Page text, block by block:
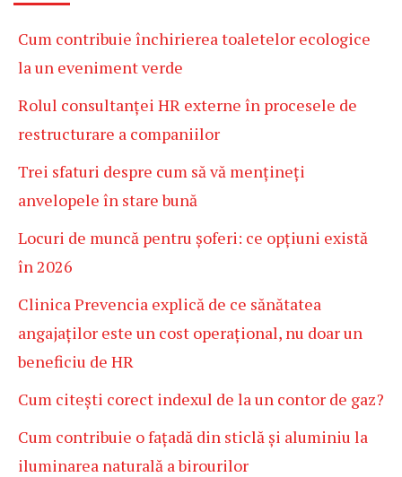
Cum contribuie închirierea toaletelor ecologice
la un eveniment verde
Rolul consultanței HR externe în procesele de
restructurare a companiilor
Trei sfaturi despre cum să vă mențineți
anvelopele în stare bună
Locuri de muncă pentru șoferi: ce opțiuni există
în 2026
Clinica Prevencia explică de ce sănătatea
angajaților este un cost operațional, nu doar un
beneficiu de HR
Cum citești corect indexul de la un contor de gaz?
Cum contribuie o fațadă din sticlă și aluminiu la
iluminarea naturală a birourilor